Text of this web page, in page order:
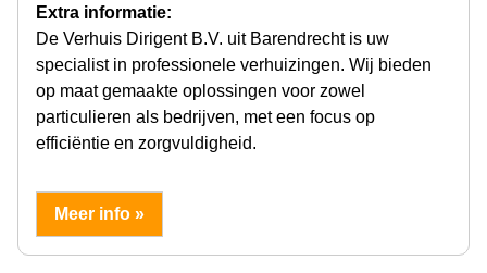
Extra informatie:
De Verhuis Dirigent B.V. uit Barendrecht is uw
specialist in professionele verhuizingen. Wij bieden
op maat gemaakte oplossingen voor zowel
particulieren als bedrijven, met een focus op
efficiëntie en zorgvuldigheid.
Meer info »